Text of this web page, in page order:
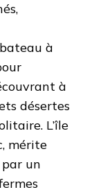
à
à
désertes
L’île
mérite
un